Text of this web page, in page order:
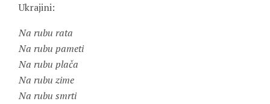
Ukrajini:
Na rubu rata
Na rubu pameti
Na rubu plača
Na rubu zime
Na rubu smrti